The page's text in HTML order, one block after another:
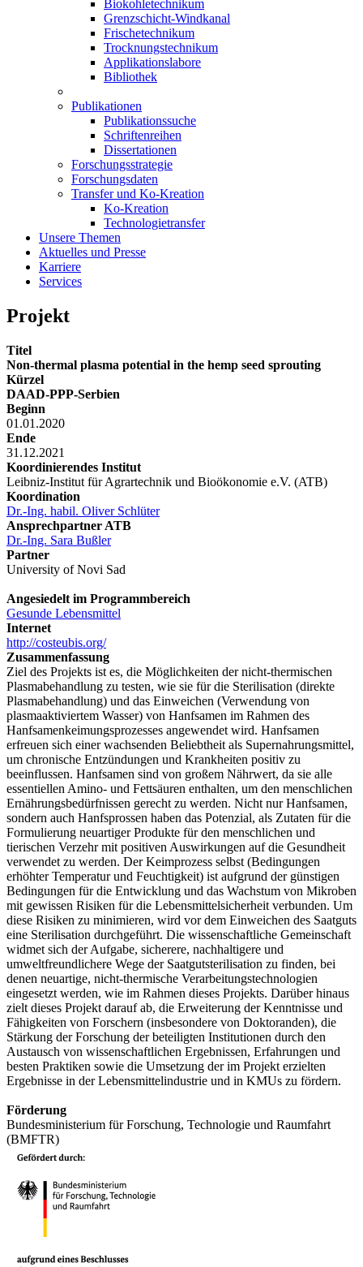
Biokohletechnikum
Grenzschicht-Windkanal
Frischetechnikum
Trocknungstechnikum
Applikationslabore
Bibliothek
Publikationen
Publikationssuche
Schriftenreihen
Dissertationen
Forschungsstrategie
Forschungsdaten
Transfer und Ko-Kreation
Ko-Kreation
Technologietransfer
Unsere Themen
Aktuelles und Presse
Karriere
Services
Projekt
Titel
Non-thermal plasma potential in the hemp seed sprouting
Kürzel
DAAD-PPP-Serbien
Beginn
01.01.2020
Ende
31.12.2021
Koordinierendes Institut
Leibniz-Institut für Agrartechnik und Bioökonomie e.V. (ATB)
Koordination
Dr.-Ing. habil. Oliver Schlüter
Ansprechpartner ATB
Dr.-Ing. Sara Bußler
Partner
University of Novi Sad
Angesiedelt im Programmbereich
Gesunde Lebensmittel
Internet
http://costeubis.org/
Zusammenfassung
Ziel des Projekts ist es, die Möglichkeiten der nicht-thermischen
Plasmabehandlung zu testen, wie sie für die Sterilisation (direkte
Plasmabehandlung) und das Einweichen (Verwendung von
plasmaaktiviertem Wasser) von Hanfsamen im Rahmen des
Hanfsamenkeimungsprozesses angewendet wird. Hanfsamen
erfreuen sich einer wachsenden Beliebtheit als Supernahrungsmittel,
um chronische Entzündungen und Krankheiten positiv zu
beeinflussen. Hanfsamen sind von großem Nährwert, da sie alle
essentiellen Amino- und Fettsäuren enthalten, um den menschlichen
Ernährungsbedürfnissen gerecht zu werden. Nicht nur Hanfsamen,
sondern auch Hanfsprossen haben das Potenzial, als Zutaten für die
Formulierung neuartiger Produkte für den menschlichen und
tierischen Verzehr mit positiven Auswirkungen auf die Gesundheit
verwendet zu werden. Der Keimprozess selbst (Bedingungen
erhöhter Temperatur und Feuchtigkeit) ist aufgrund der günstigen
Bedingungen für die Entwicklung und das Wachstum von Mikroben
mit gewissen Risiken für die Lebensmittelsicherheit verbunden. Um
diese Risiken zu minimieren, wird vor dem Einweichen des Saatguts
eine Sterilisation durchgeführt. Die wissenschaftliche Gemeinschaft
widmet sich der Aufgabe, sicherere, nachhaltigere und
umweltfreundlichere Wege der Saatgutsterilisation zu finden, bei
denen neuartige, nicht-thermische Verarbeitungstechnologien
eingesetzt werden, wie im Rahmen dieses Projekts. Darüber hinaus
zielt dieses Projekt darauf ab, die Erweiterung der Kenntnisse und
Fähigkeiten von Forschern (insbesondere von Doktoranden), die
Stärkung der Forschung der beteiligten Institutionen durch den
Austausch von wissenschaftlichen Ergebnissen, Erfahrungen und
besten Praktiken sowie die Umsetzung der im Projekt erzielten
Ergebnisse in der Lebensmittelindustrie und in KMUs zu fördern.
Förderung
Bundesministerium für Forschung, Technologie und Raumfahrt
(BMFTR)